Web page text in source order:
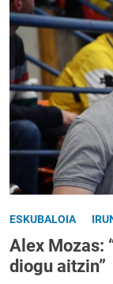
ESKUBALOIA
Alex Mozas:
diogu aitzin”